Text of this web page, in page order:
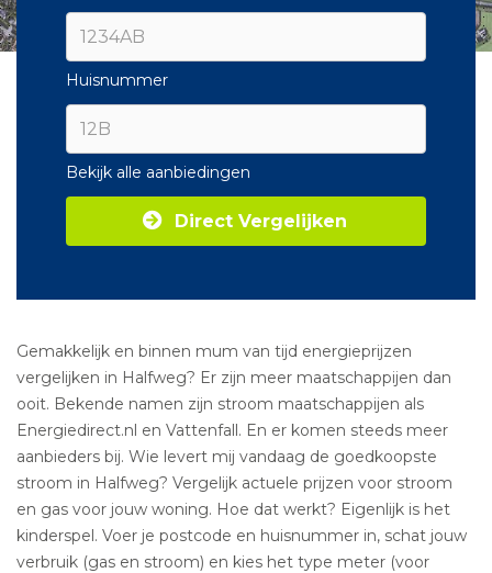
Huisnummer
Bekijk alle aanbiedingen
Direct Vergelijken
Gemakkelijk en binnen mum van tijd energieprijzen
vergelijken in Halfweg? Er zijn meer maatschappijen dan
ooit. Bekende namen zijn stroom maatschappijen als
Energiedirect.nl en Vattenfall. En er komen steeds meer
aanbieders bij. Wie levert mij vandaag de goedkoopste
stroom in Halfweg? Vergelijk actuele prijzen voor stroom
en gas voor jouw woning. Hoe dat werkt? Eigenlijk is het
kinderspel. Voer je postcode en huisnummer in, schat jouw
verbruik (gas en stroom) en kies het type meter (voor